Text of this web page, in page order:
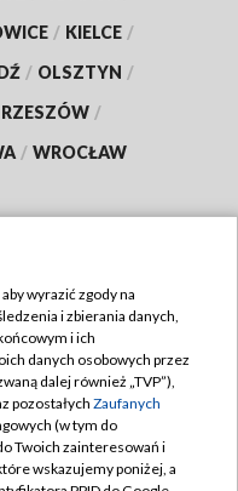
/ KIELCE /
/ OLSZTYN /
RZESZÓW /
/ WROCŁAW
wyrazić zgody na
i zbierania danych,
i ich
danych osobowych przez
dalej również „TVP”),
pozostałych Zaufanych
(w tym do
Twoich zainteresowań i
wskazujemy poniżej, a